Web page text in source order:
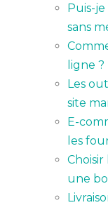
Puis-
sans
ligne ?
Les
site
E-
les
une